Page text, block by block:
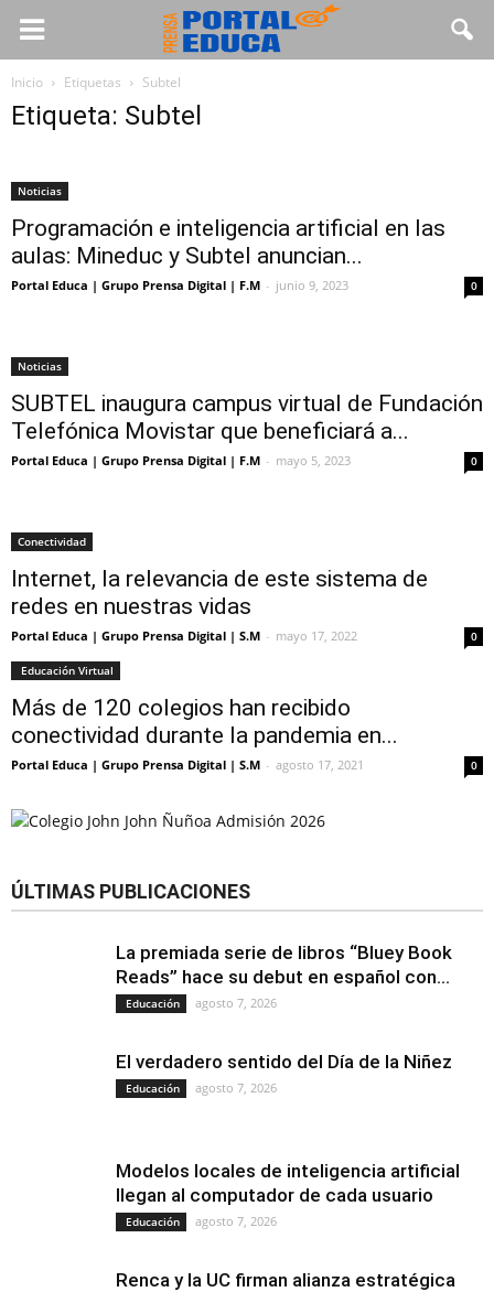
Inicio Etiquetas Subtel
Etiqueta: Subtel
Noticias
Programación e inteligencia artificial en las
aulas: Mineduc y Subtel anuncian...
Portal Educa | Grupo Prensa Digital | F.M - junio 9, 2023 0
Noticias
SUBTEL inaugura campus virtual de Fundación
Telefónica Movistar que beneficiará a...
Portal Educa | Grupo Prensa Digital | F.M - mayo 5, 2023 0
Conectividad
Internet, la relevancia de este sistema de
redes en nuestras vidas
Portal Educa | Grupo Prensa Digital | S.M - mayo 17, 2022 0
Educación Virtual
Más de 120 colegios han recibido
conectividad durante la pandemia en...
Portal Educa | Grupo Prensa Digital | S.M - agosto 17, 2021 0
ÚLTIMAS PUBLICACIONES
La premiada serie de libros “Bluey Book
Reads” hace su debut en español con...
Educación agosto 7, 2026
El verdadero sentido del Día de la Niñez
Educación agosto 7, 2026
Modelos locales de inteligencia artificial
llegan al computador de cada usuario
Educación agosto 7, 2026
Renca y la UC firman alianza estratégica